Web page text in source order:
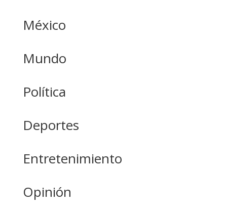
México
Mundo
Política
Deportes
Entretenimiento
Opinión